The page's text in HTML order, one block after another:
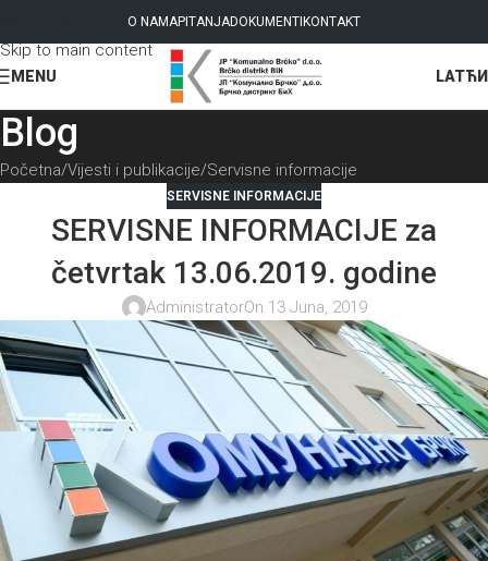
Skip to navigation
Skip to main content
O NAMAPITANJADOKUMENTI KONTAKT
MENU LAT
Blog
Početna Vijesti i publikacije Servisne informacije
SERVISNE INFORMACIJE
SERVISNE INFORMACIJE za
četvrtak 13.06.2019. godine
AdministratorOn 13 Juna, 2019